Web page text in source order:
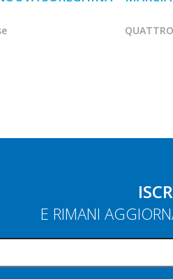
E RIMANI